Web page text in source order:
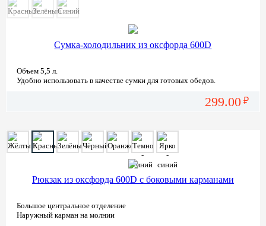
Сумка-холодильник из оксфорда 600D
Объем 5,5 л.
Удобно использовать в качестве сумки для готовых обедов.
299.00 ₽
Рюкзак из оксфорда 600D с боковыми карманами
Большое центральное отделение
Наружный карман на молнии